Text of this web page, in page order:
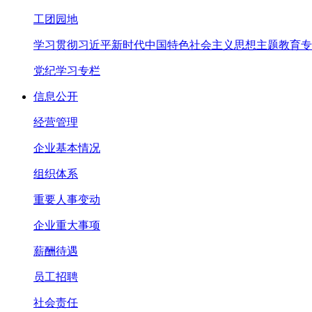
工团园地
学习贯彻习近平新时代中国特色社会主义思想主题教育
党纪学习专栏
信息公开
经营管理
企业基本情况
组织体系
重要人事变动
企业重大事项
薪酬待遇
员工招聘
社会责任